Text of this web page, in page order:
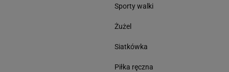
Sporty walki
Żużel
Siatkówka
Piłka ręczna